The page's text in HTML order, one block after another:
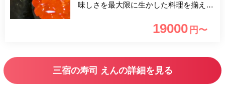
味しさを最大限に生かした料理を揃え、
れた腕で活かす厳選おまかせコースとな
19000 円〜
三宿の寿司 えんの詳細を見る